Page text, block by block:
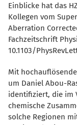
Einblicke hat das
Kollegen vom
Aberration
Fachzeitschrift
10.1103/
Mit
um Daniel Abou-
identifiziert, die im
chemische
solche Regionen